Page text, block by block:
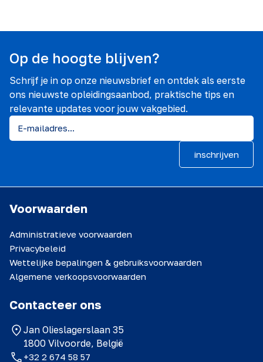
Op de hoogte blijven?
Schrijf je in op onze nieuwsbrief en ontdek als eerste
ons nieuwste opleidingsaanbod, praktische tips en
relevante updates voor jouw vakgebied.
inschrijven
Voorwaarden
Administratieve voorwaarden
Privacybeleid
Wettelijke bepalingen & gebruiksvoorwaarden
Algemene verkoopsvoorwaarden
Contacteer ons
Jan Olieslagerslaan 35
1800 Vilvoorde, België
+32 2 674 58 57